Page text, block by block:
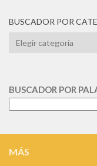
BUSCADOR POR
BUSCADOR
BUSCADOR POR
MÁS